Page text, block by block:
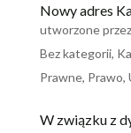
Nowy adres
utworzone przez
Bez kategorii,
Prawne, Prawo,
W związku z